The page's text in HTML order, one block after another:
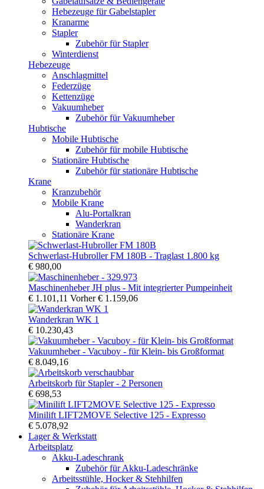
Hebezeuge für Gabelstapler
Kranarme
Stapler
Zubehör für Stapler
Winterdienst
Hebezeuge
Anschlagmittel
Federzüge
Kettenzüge
Vakuumheber
Zubehör für Vakuumheber
Hubtische
Mobile Hubtische
Zubehör für mobile Hubtische
Stationäre Hubtische
Zubehör für stationäre Hubtische
Krane
Kranzubehör
Mobile Krane
Alu-Portalkran
Wanderkran
Stationäre Krane
Schwerlast-Hubroller FM 180B - Traglast 1.800 kg
€ 980,00
Maschinenheber JH plus - Mit integrierter Pumpeinheit
€ 1.101,11 Vorher€ 1.159,06
Wanderkran WK 1
€ 10.230,43
Vakuumheber - Vacuboy - für Klein- bis Großformat
€ 8.049,16
Arbeitskorb für Stapler - 2 Personen
€ 698,53
Minilift LIFT2MOVE Selective 125 - Expresso
€ 5.078,92
Lager & Werkstatt
Arbeitsplatz
Akku-Ladeschrank
Zubehör für Akku-Ladeschränke
Arbeitsstühle, Hocker & Stehhilfen